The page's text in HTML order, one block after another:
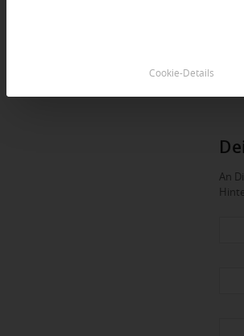
An
Cookie-Details